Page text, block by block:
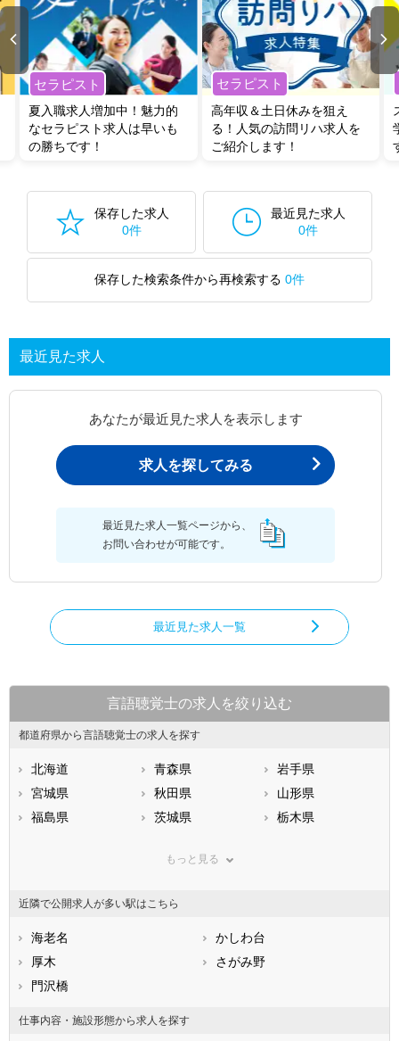
セラピスト
夏入職求人増加中！魅力的
なセラピスト求人は早いも
の勝ちです！
セラピスト
高年収＆土日休みを狙え
る！人気の訪問リハ求人を
ご紹介します！
保存した求人
0件
最近見た求人
0件
保存した検索条件から再検索する 0件
最近見た求人
あなたが最近見た求人を表示します
求人を探してみる
最近見た求人一覧ページから、
お問い合わせが可能です。
最近見た求人一覧
言語聴覚士の求人を絞り込む
都道府県から言語聴覚士の求人を探す
北海道 青森県
岩手県
宮城県
秋田県
山形県
福島県
茨城県
栃木県
神奈川県
石川県
福井県
静岡県
滋賀県
兵庫県
もっと見る
近隣で公開求人が多い駅はこちら
海老名
かしわ台
厚木
さがみ野
門沢橋
仕事内容・施設形態から求人を探す